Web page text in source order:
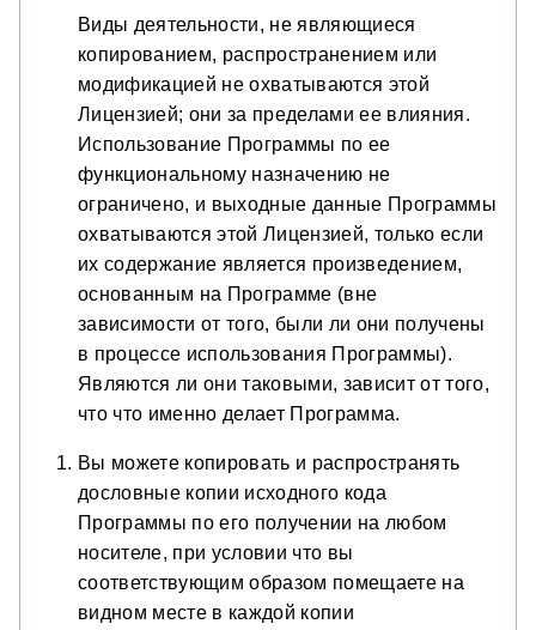
Виды деятельности, не являющиеся
копированием, распространением или
модификацией не охватываются этой
Лицензией; они за пределами ее влияния.
Использование Программы по ее
функциональному назначению не
ограничено, и выходные данные Программы
охватываются этой Лицензией, только если
их содержание является произведением,
основанным на Программе (вне
зависимости от того, были ли они получены
в процессе использования Программы).
Являются ли они таковыми, зависит от того,
что что именно делает Программа.
Вы можете копировать и распространять
дословные копии исходного кода
Программы по его получении на любом
носителе, при условии что вы
соответствующим образом помещаете на
видном месте в каждой копии